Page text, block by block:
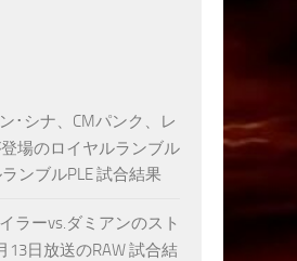
･シナ、CMパンク、レ
場のロイヤルランブル
ンブルPLE 試合結果
ラーvs.ダミアンのスト
13日放送のRAW 試合結